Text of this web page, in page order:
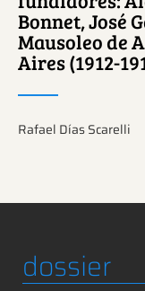
Bonnet, José
Mausoleo de
Aires (1912-
Rafael Días Scarelli
dossier